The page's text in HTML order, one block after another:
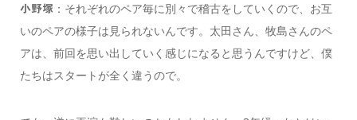
小野塚：それぞれのペア毎に別々で稽古をしていくので、お互
いのペアの様子は見られないんです。太田さん、牧島さんのペ
アは、前回を思い出していく感じになると思うんですけど、僕
たちはスタートが全く違うので。